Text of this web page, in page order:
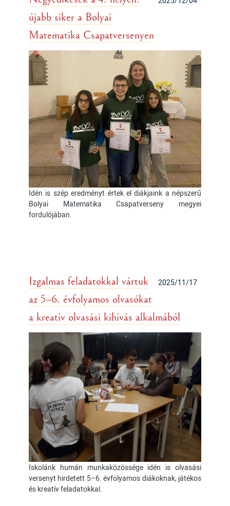
újabb siker a Bolyai
Matematika Csapatversenyen
Idén is szép eredményt értek el diákjaink a népszerű
Bolyai Matematika Csapatverseny megyei
fordulójában.
2025/11/17
Izgalmas feladatokkal vártuk
az 5–6. évfolyamos olvasókat
a kreatív olvasási kihívás alkalmából
Iskolánk humán munkaközössége idén is olvasási
versenyt hirdetett 5–6. évfolyamos diákoknak, játékos
és kreatív feladatokkal.